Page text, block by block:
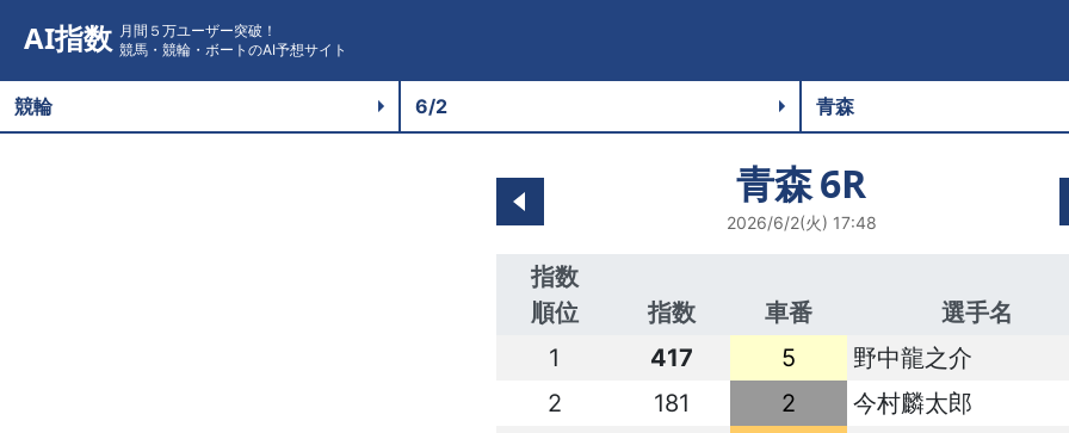
AI指数 月間５万ユーザー突破！
競馬・競輪・ボートのAI予想サイト
青森6R
2026/6/2(火) 17:48
指数
順位
指数 車番
選手名
1
417 5
野中龍之介
2
181 2
今村麟太郎